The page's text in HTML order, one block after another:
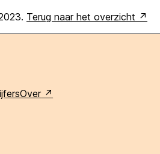
Terug naar het overzicht
Over